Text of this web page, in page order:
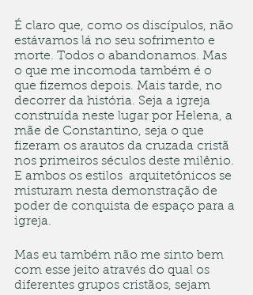
É claro que, como os discípulos, não
estávamos lá no seu sofrimento e
morte. Todos o abandonamos. Mas
o que me incomoda também é o
que fizemos depois. Mais tarde, no
decorrer da história. Seja a igreja
construída neste lugar por Helena, a
mãe de Constantino, seja o que
fizeram os arautos da cruzada cristã
nos primeiros séculos deste milênio.
E ambos os estilos  arquitetônicos se
misturam nesta demonstração de
poder de conquista de espaço para a
igreja.
Mas eu também não me sinto bem
com esse jeito através do qual os
diferentes grupos cristãos, sejam